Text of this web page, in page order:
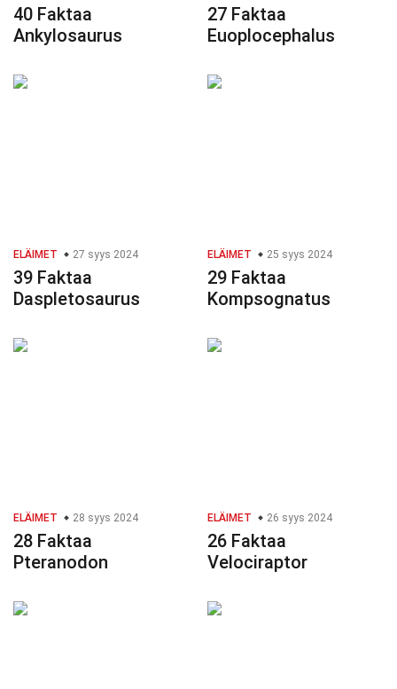
40 Faktaa
Ankylosaurus
27 Faktaa
Euoplocephalus
ELÄIMET 27 syys 2024
39 Faktaa
Daspletosaurus
ELÄIMET 25 syys 2024
29 Faktaa
Kompsognatus
ELÄIMET 28 syys 2024
28 Faktaa
Pteranodon
ELÄIMET 26 syys 2024
26 Faktaa
Velociraptor